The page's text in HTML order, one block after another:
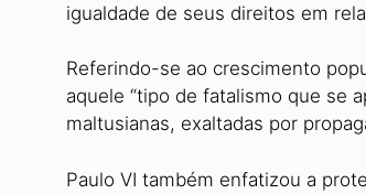
igualdade de seus direitos em
Referindo-se ao crescimento
aquele “tipo de fatalismo que se
maltusianas, exaltadas por
Paulo VI também enfatizou a